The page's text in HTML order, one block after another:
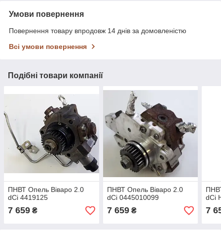
Умови повернення
Повернення товару впродовж 14 днів за домовленістю
Всі умови повернення
Подібні товари компанії
ПНВТ Опель Віваро 2.0
dCi 4419125
7 659 ₴
ПНВТ Опель Віваро 2.0
dCi 0445010099
7 659₴
dCi
7